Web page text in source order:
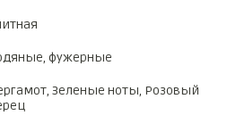
фужерные
Зеленые ноты, Розовый